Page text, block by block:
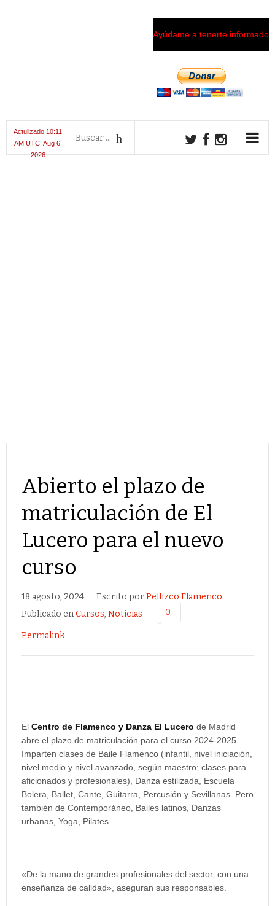
Ayúdame a tenerte informado
Actulizado 10:11
AM UTC, Aug 6,
2026
Abierto el plazo de
matriculación de El
Lucero para el nuevo
curso
18 agosto, 2024 Escrito porPellizco Flamenco
Publicado enCursos, Noticias 0
Permalink
El Centro de Flamenco y Danza El Lucero de Madrid
abre el plazo de matriculación para el curso 2024-2025.
Imparten clases de Baile Flamenco (infantil, nivel iniciación,
nivel medio y nivel avanzado, según maestro; clases para
aficionados y profesionales), Danza estilizada, Escuela
Bolera, Ballet, Cante, Guitarra, Percusión y Sevillanas. Pero
también de Contemporáneo, Bailes latinos, Danzas
urbanas, Yoga, Pilates…
«De la mano de grandes profesionales del sector, con una
enseñanza de calidad», aseguran sus responsables.